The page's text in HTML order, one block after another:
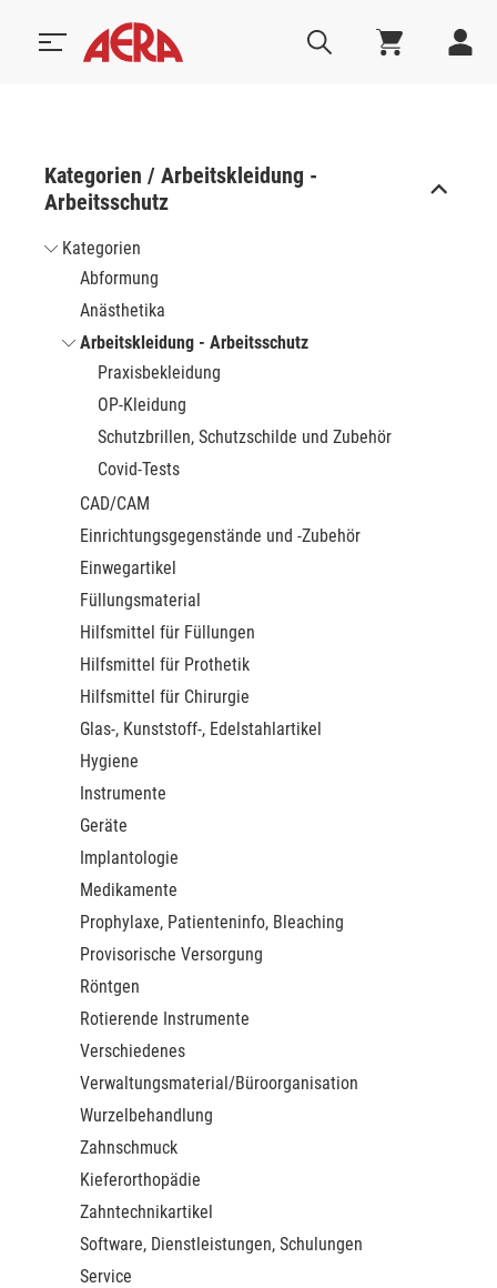
Kategorien / Arbeitskleidung -
Arbeitsschutz
Kategorien
Abformung
Anästhetika
Arbeitskleidung - Arbeitsschutz
Praxisbekleidung
OP-Kleidung
Schutzbrillen, Schutzschilde und Zubehör
Covid-Tests
CAD/CAM
Einrichtungsgegenstände und -Zubehör
Einwegartikel
Füllungsmaterial
Hilfsmittel für Füllungen
Hilfsmittel für Prothetik
Hilfsmittel für Chirurgie
Glas-, Kunststoff-, Edelstahlartikel
Hygiene
Instrumente
Geräte
Implantologie
Medikamente
Prophylaxe, Patienteninfo, Bleaching
Provisorische Versorgung
Röntgen
Rotierende Instrumente
Verschiedenes
Verwaltungsmaterial/Büroorganisation
Wurzelbehandlung
Zahnschmuck
Kieferorthopädie
Zahntechnikartikel
Software, Dienstleistungen, Schulungen
Service